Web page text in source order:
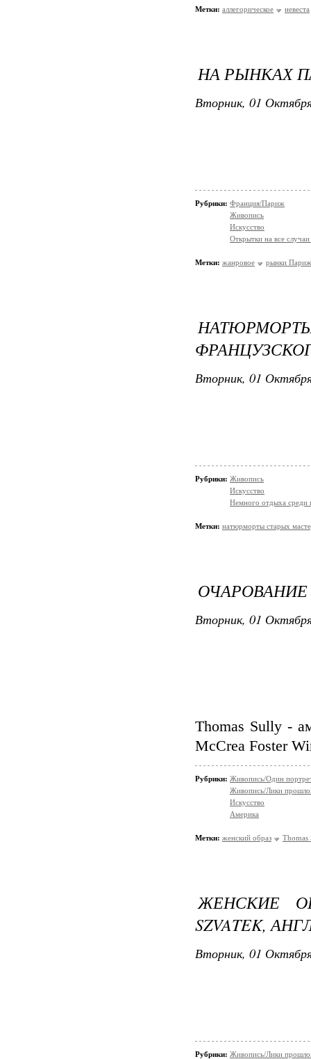
Метки: аллегорическое невеста
НА РЫНКАХ
Вторник, 01
Рубрики: Франция/Париж
Живопись
Искусство
Открытки на все
Метки: жанровое рынки
Вторник, 01
Рубрики: Живопись
Искусство
Немного отдыха среди
Метки: натюрморты старых
ОЧАРОВАНИЕ
Вторник, 01
Thomas Sully -
McCrea Foster
Рубрики: Живопись/Один
Живопись/Лики
Искусство
Америка
Метки: женский образ Thomas
ЖЕНСКИЕ
SZVATEK,
Вторник, 01
Рубрики: Живопись/Лики